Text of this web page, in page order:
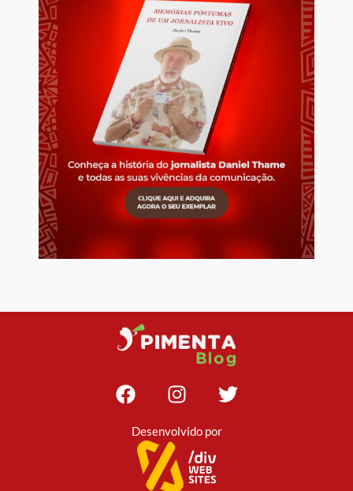
Desenvolvido por